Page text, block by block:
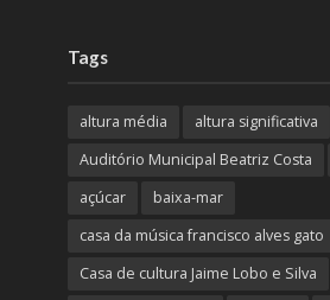
Tags
altura média altura significativa
Auditório Municipal Beatriz Costa
açúcar
baixa-mar
casa da música francisco alves gato
Casa de cultura Jaime Lobo e Silva